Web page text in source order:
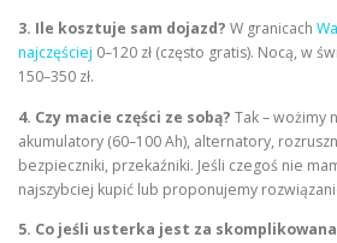
3. Ile kosztuje sam dojazd? W granicach
najczęściej 0–120 zł (często gratis). Nocą, w
150–350 zł.
4. Czy macie części ze sobą? Tak – wożimy
akumulatory (60–100 Ah), alternatory,
bezpieczniki, przekaźniki. Jeśli czegoś nie
najszybciej kupić lub proponujemy
5. Co jeśli usterka jest za